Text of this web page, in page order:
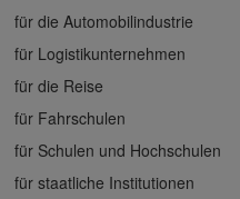
für die Automobilindustrie
für Logistikunternehmen
für die Reise
für Fahrschulen
für Schulen und Hochschulen
für staatliche Institutionen